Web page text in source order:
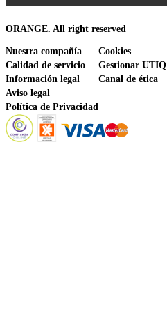
ORANGE. All right reserved
Nuestra compañía
Calidad de servicio
Información legal
Aviso legal
Política de Privacidad
Cookies
Gestionar UTIQ
Canal de ética